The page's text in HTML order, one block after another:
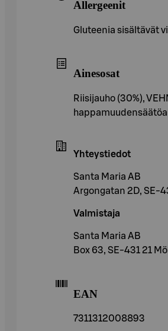
Allergeenit
Gluteenia sisältävät
Ainesosat
Riisijauho (30%),
Yhteystiedot
Santa Maria AB
Argongatan 2D, SE-
Valmistaja
Santa Maria AB
Box 63, SE-431 21
EAN
7311312008893